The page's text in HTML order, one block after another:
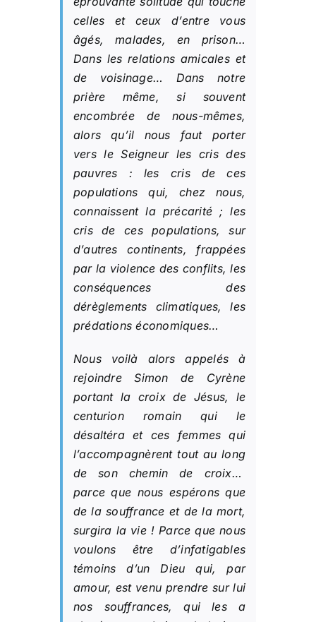
celles et ceux d’entre vous
âgés, malades, en prison…
Dans les relations amicales et
de voisinage… Dans notre
prière même, si souvent
encombrée de nous-mêmes,
alors qu’il nous faut porter
vers le Seigneur les cris des
pauvres : les cris de ces
populations qui, chez nous,
connaissent la précarité ; les
cris de ces populations, sur
d’autres continents, frappées
par la violence des conflits, les
conséquences des
dérèglements climatiques, les
prédations économiques…
Nous voilà alors appelés à
rejoindre Simon de Cyrène
portant la croix de Jésus, le
centurion romain qui le
désaltéra et ces femmes qui
l’accompagnèrent tout au long
de son chemin de croix…
parce que nous espérons que
de la souffrance et de la mort,
surgira la vie ! Parce que nous
voulons être d’infatigables
témoins d’un Dieu qui, par
amour, est venu prendre sur lui
nos souffrances, qui les a